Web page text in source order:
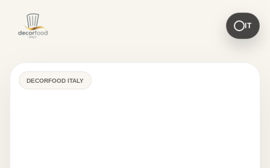
IT
DECORFOOD ITALY